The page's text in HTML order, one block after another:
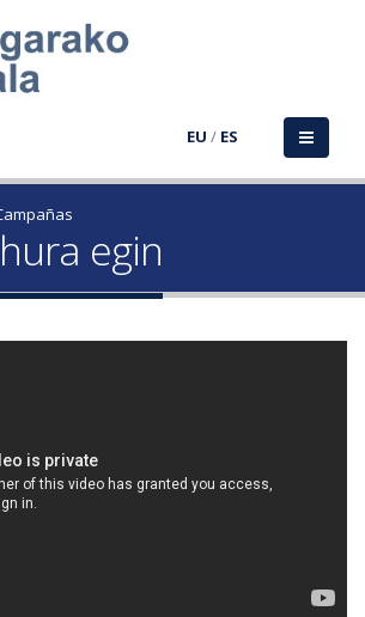
EU / ES
egin